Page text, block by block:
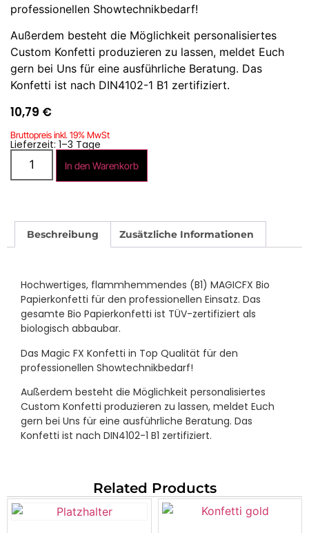
professionellen Showtechnikbedarf!
Außerdem besteht die Möglichkeit personalisiertes
Custom Konfetti produzieren zu lassen, meldet Euch
gern bei Uns für eine ausführliche Beratung. Das
Konfetti ist nach DIN4102-1 B1 zertifiziert.
10,79 €
Bruttopreis inkl. 19% MwSt
Lieferzeit: 1–3 Tage
In den Warenkorb
Beschreibung Zusätzliche Informationen
Hochwertiges, flammhemmendes (B1) MAGICFX Bio
Papierkonfetti für den professionellen Einsatz. Das
gesamte Bio Papierkonfetti ist TÜV-zertifiziert als
biologisch abbaubar.
Das Magic FX Konfetti in Top Qualität für den
professionellen Showtechnikbedarf!
Außerdem besteht die Möglichkeit personalisiertes
Custom Konfetti produzieren zu lassen, meldet Euch
gern bei Uns für eine ausführliche Beratung. Das
Konfetti ist nach DIN4102-1 B1 zertifiziert.
Related Products